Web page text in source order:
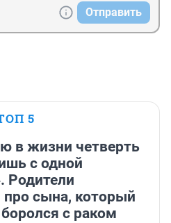
Отправить
5
в жизни четверть
с одной
Родители
про сына, который
с раком